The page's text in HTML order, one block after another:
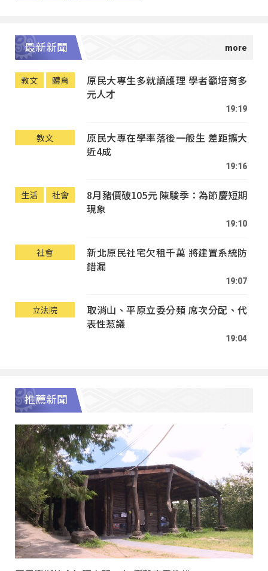
最新新聞
教文 體育
原民大專生多就讀護理 學者籲培育多
元人才
19:19
教文
原民大專在學率落後一般生 差距擴大
近4成
19:16
生活 社會
8月豬價破105元 陳駿季：為節慶短期
現象
19:10
社會
新北原民社宅欠租千萬 將建置系統防
錯漏
19:07
立法院
取消山、平原立委分類 席次分配、代
表性惹議
19:04
推薦新聞